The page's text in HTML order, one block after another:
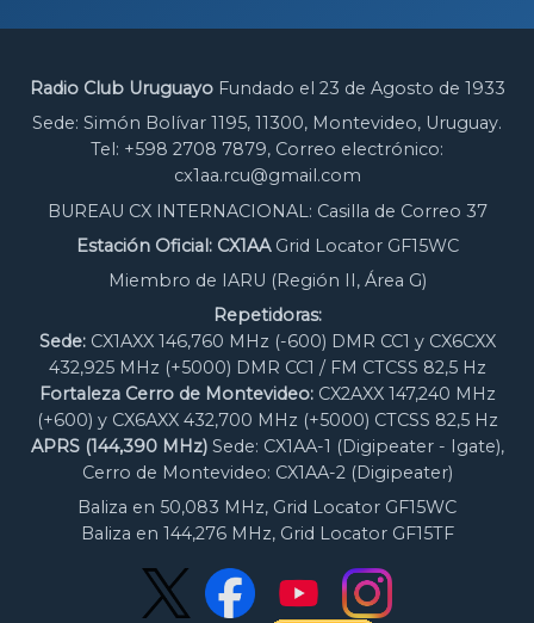
Radio Club UruguayoFundado el 23 de Agosto de 1933
Sede: Simón Bolívar 1195, 11300, Montevideo, Uruguay.
Tel: +598 2708 7879, Correo electrónico:
cx1aa.rcu@gmail.com
BUREAU CX INTERNACIONAL: Casilla de Correo 37
Estación Oficial: CX1AAGrid Locator GF15WC
Miembro de IARU (Región II, Área G)
Repetidoras:
Sede:CX1AXX 146,760 MHz (-600) DMR CC1 y CX6CXX
432,925 MHz (+5000) DMR CC1 / FM CTCSS 82,5 Hz
Fortaleza Cerro de Montevideo:CX2AXX 147,240 MHz
(+600) y CX6AXX 432,700 MHz (+5000) CTCSS 82,5 Hz
APRS (144,390 MHz)Sede: CX1AA-1 (Digipeater - Igate),
Cerro de Montevideo: CX1AA-2 (Digipeater)
Baliza en 50,083 MHz, Grid Locator GF15WC
Baliza en 144,276 MHz, Grid Locator GF15TF